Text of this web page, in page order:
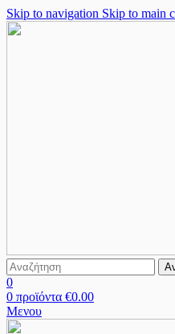
Skip to navigation Skip to main
0
0 προϊόντα €0.00
Μενου